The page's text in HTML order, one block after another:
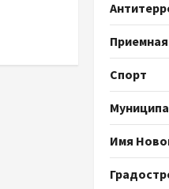
Спорт
Имя